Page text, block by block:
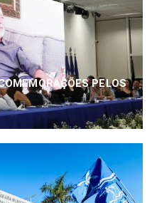
PELOS